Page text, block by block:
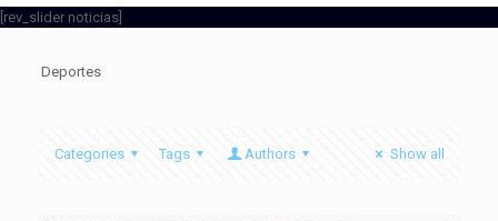
[rev_slider noticias]
Deportes
Categories Tags Authors Show all